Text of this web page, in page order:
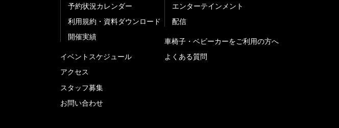
予約状況カレンダー
利用規約・資料ダウンロード
開催実績
イベントスケジュール
アクセス
スタッフ募集
お問い合わせ
エンターテインメント
配信
車椅子・ベビーカーをご利用の方へ
よくある質問